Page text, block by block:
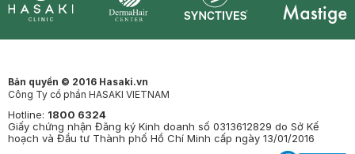
Bản quyền © 2016 Hasaki.vn
Công Ty cổ phần HASAKI VIETNAM
Hotline: 1800 6324
Giấy chứng nhận Đăng ký Kinh doanh số 0313612829 do Sở Kế
hoạch và Đầu tư Thành phố Hồ Chí Minh cấp ngày 13/01/2016